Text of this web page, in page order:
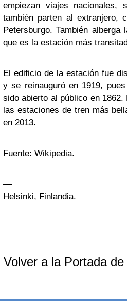
empiezan viajes nacionales,
también parten al extranjero,
Petersburgo.​ También alberga
que es la estación más
El edificio de la estación fue
y se reinauguró en 1919,
sido abierto al público en 1862.
las estaciones de tren más
en 2013.
Fuente: Wikipedia.
—
Helsinki, Finlandia.
Volver a la Portada de